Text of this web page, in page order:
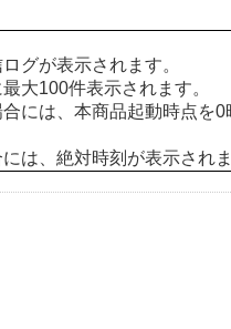
グが表示されます。
大100件表示されます。
には、本商品起動時点を
は、絶対時刻が表示され